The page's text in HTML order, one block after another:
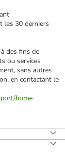
les 30 derniers
des fins de
ou services
sans autres
en contactant le
home